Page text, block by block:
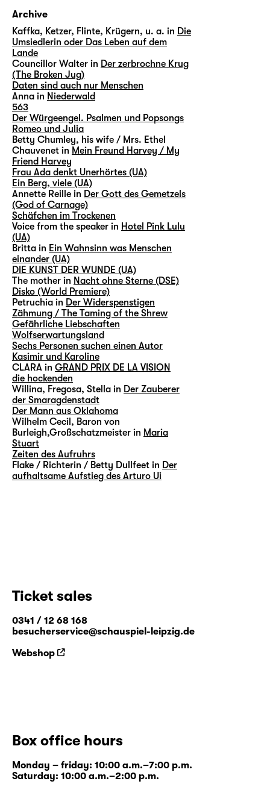
Archive
Kaffka, Ketzer, Flinte, Krügern, u. a. in Die
Umsiedlerin oder Das Leben auf dem
Lande
Councillor Walter in Der zerbrochne Krug
(The Broken Jug)
Daten sind auch nur Menschen
Anna in Niederwald
563
Der Würgeengel. Psalmen und Popsongs
Romeo und Julia
Betty Chumley, his wife / Mrs. Ethel
Chauvenet in Mein Freund Harvey / My
Friend Harvey
Frau Ada denkt Unerhörtes (UA)
Ein Berg, viele (UA)
Annette Reille in Der Gott des Gemetzels
(God of Carnage)
Schäfchen im Trockenen
Voice from the speaker in Hotel Pink Lulu
(UA)
Britta in Ein Wahnsinn was Menschen
einander (UA)
DIE KUNST DER WUNDE (UA)
The mother in Nacht ohne Sterne (DSE)
Disko (World Premiere)
Petruchia in Der Widerspenstigen
Zähmung / The Taming of the Shrew
Gefährliche Liebschaften
Wolfserwartungsland
Sechs Personen suchen einen Autor
Kasimir und Karoline
CLARA in GRAND PRIX DE LA VISION
die hockenden
Willina, Fregosa, Stella in Der Zauberer
der Smaragdenstadt
Der Mann aus Oklahoma
Wilhelm Cecil, Baron von
Burleigh,Großschatzmeister in Maria
Stuart
Zeiten des Aufruhrs
Flake / Richterin / Betty Dullfeet in Der
aufhaltsame Aufstieg des Arturo Ui
Ticket sales
0341 / 12 68 168
besucherservice@schauspiel-leipzig.de
Webshop
Box office hours
Monday – friday: 10:00 a.m.–7:00 p.m.
Saturday: 10:00 a.m.–2:00 p.m.